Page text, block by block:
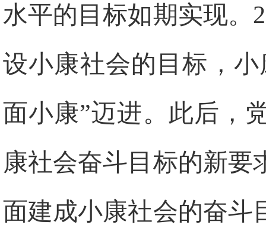
水平的目标如期实现。
设小康社会的目标，
面小康”迈进。此后，
康社会奋斗目标的新要
面建成小康社会的奋斗